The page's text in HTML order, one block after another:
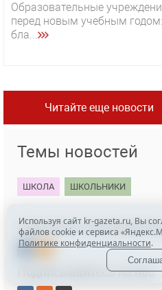
Образовательные
перед новым учебным
бла...
Читайте еще новости
Темы новостей
ШКОЛА ШКОЛЬНИКИ
Поделитесь материалом
Подписывайтесь на нас
Используя сайт kr-gazeta.ru, Вы
файлов cookie и сервиса
Политике конфиденциальности.